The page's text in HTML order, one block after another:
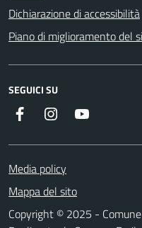
Dichiarazione di accessibilità
Piano di miglioramento del
SEGUICI SU
Facebook Instagram
Media policy
Mappa del sito
Copyright © 2025 -